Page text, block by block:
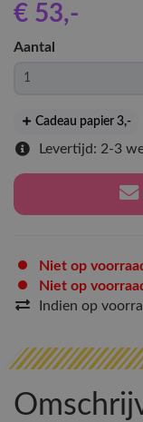
€ 53,-
Aantal
Cadeau papier 3,-
Levertijd: 2-3
Niet op
Niet op
Indien op